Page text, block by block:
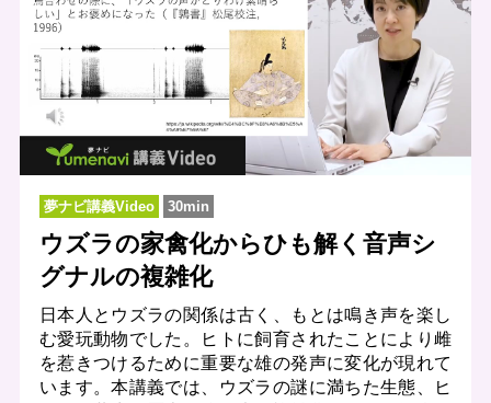
夢ナビ講義Video 30min
ウズラの家禽化からひも解く音声シ
グナルの複雑化
日本人とウズラの関係は古く、もとは鳴き声を楽し
む愛玩動物でした。ヒトに飼育されたことにより雌
を惹きつけるために重要な雄の発声に変化が現れて
います。本講義では、ウズラの謎に満ちた生態、ヒ